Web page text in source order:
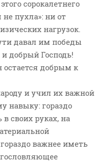
сорокалетнего
не пухла»: ни от
нагрузок.
давал им победы
добрый Господь!
добрым к
и учил их важной
навыку: гораздо
своих руках, на
важнее иметь